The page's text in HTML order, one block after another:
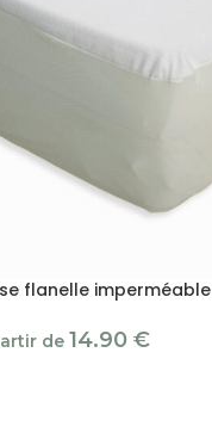
flanelle imperméable
de 14.90 €